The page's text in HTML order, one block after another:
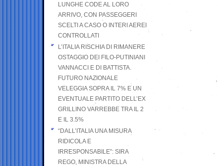
LUNGHE CODE AL LORO
ARRIVO, CON PASSEGGERI
SCELTI A CASO O INTERI AEREI
CONTROLLATI
L’ITALIA RISCHIA DI RIMANERE
OSTAGGIO DEI FILO-PUTINIANI
VANNACCI E DI BATTISTA.
FUTURO NAZIONALE
VELEGGIA SOPRA IL 7% E UN
EVENTUALE PARTITO DELL’EX
GRILLINO VARREBBE TRA IL 2
E IL 3.5%
“DALL’ITALIA UNA MISURA
RIDICOLA E
IRRESPONSABILE”: SIRA
REGO, MINISTRA DELLA